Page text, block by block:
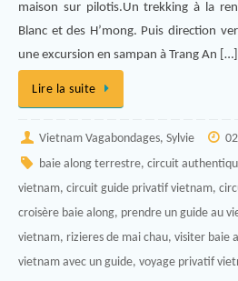
maison sur pilotis.Un trekking à la
Blanc et des H’mong. Puis direction
une excursion en sampan à Trang An […]
Lire la suite
Vietnam Vagabondages, Sylvie
baie along terrestre, circuit
vietnam, circuit guide privatif vietnam,
croisère baie along, prendre un guide au
vietnam, rizieres de mai chau, visiter baie
vietnam avec un guide, voyage privatif